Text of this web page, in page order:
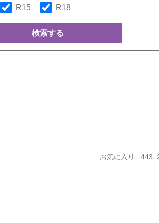
R15 R18
検索する
お気に入り : 443